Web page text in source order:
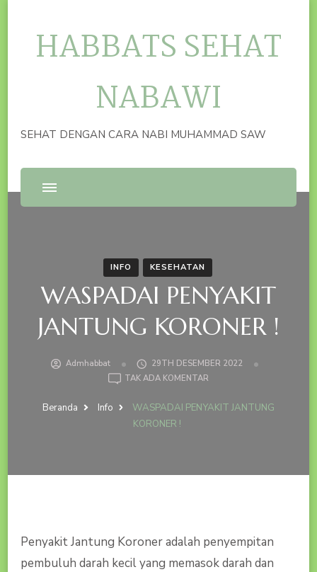
HABBATS SEHAT
NABAWI
SEHAT DENGAN CARA NABI MUHAMMAD SAW
INFO KESEHATAN
WASPADAI PENYAKIT
JANTUNG KORONER !
Admhabbat
29TH DESEMBER 2022
TAK ADA KOMENTAR
PENYAKIT
Beranda Info
WASPADAI PENYAKIT JANTUNG
KORONER !
Penyakit Jantung Koroner adalah penyempitan
pembuluh darah kecil yang memasok darah dan